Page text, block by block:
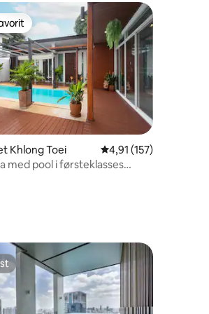
villa
bedømmelse, 402 omtaler
Khlong Toei 4,91 ud af 5 i
4,91 (157)
med pool i førsteklasses